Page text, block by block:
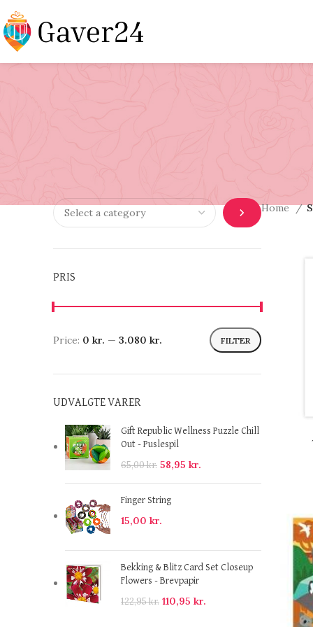
PRIS
FILTER
Price: 0 kr. — 3.080 kr.
UDVALGTE VARER
Gift Republic Wellness Puzzle Chill
Out - Puslespil
65,00kr. 58,95 kr.
Finger String
15,00 kr.
Bekking & Blitz Card Set Closeup
Flowers - Brevpapir
122,95kr. 110,95 kr.
Home